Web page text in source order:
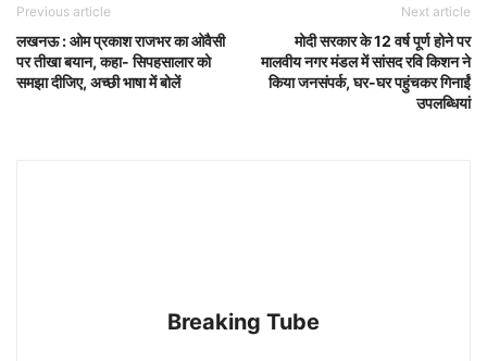
Previous article
लखनऊ : ओम प्रकाश राजभर का ओवैसी
पर तीखा बयान, कहा- सिपहसालार को
समझा दीजिए, अच्छी भाषा में बोलें
Next article
मोदी सरकार के 12 वर्ष पूर्ण होने पर
मालवीय नगर मंडल में सांसद रवि किशन ने
किया जनसंपर्क, घर-घर पहुंचकर गिनाईं
उपलब्धियां
Breaking Tube